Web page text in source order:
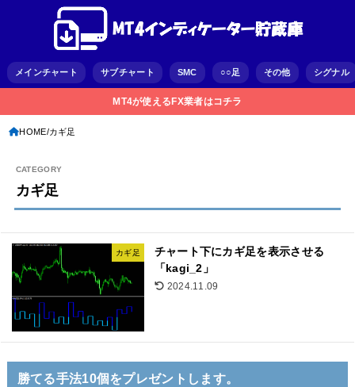
メインチャート サブチャート SMC ○○足 その他 シグナル
MT4が使えるFX業者はコチラ
HOME カギ足
カギ足
カギ足
チャート下にカギ足を表示させる
「kagi_2」
2024.11.09
勝てる手法10個をプレゼントします。